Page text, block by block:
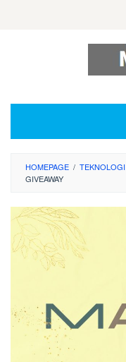
HOMEPAGE / TEKNOLOGI
GIVEAWAY